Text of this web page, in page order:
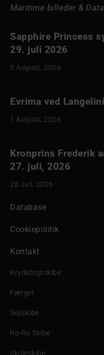
Maritime billeder & Data
Sapphire Princess
29. juli 2026
3 August, 2026
Evrima ved
1 August, 2026
Kronprins Frederik
27. juli, 2026
28 Juli, 2026
Database
Cookiepolitik
Kontakt
Krydstogtskibe
Færger
Sejlskibe
Ro-Ro Skibe
Skoleskibe